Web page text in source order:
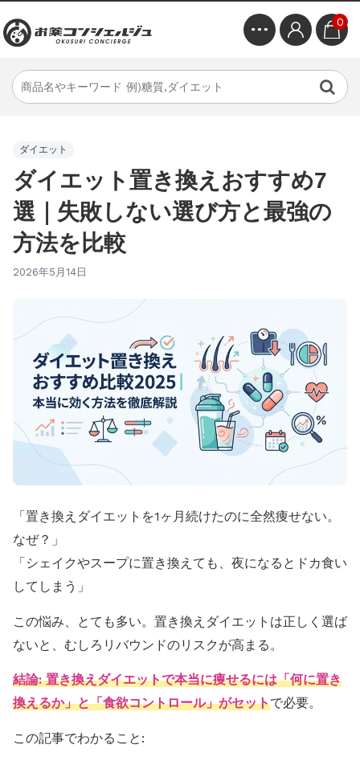
0
ダイエット
ダイエット置き換えおすすめ7
選｜失敗しない選び方と最強の
方法を比較
2026年5月14日
「置き換えダイエットを1ヶ月続けたのに全然痩せない。
なぜ？」
「シェイクやスープに置き換えても、夜になるとドカ食い
してしまう」
この悩み、とても多い。置き換えダイエットは正しく選ば
ないと、むしろリバウンドのリスクが高まる。
結論: 置き換えダイエットで本当に痩せるには「何に置き
換えるか」と「食欲コントロール」がセットで必要。
この記事でわかること: